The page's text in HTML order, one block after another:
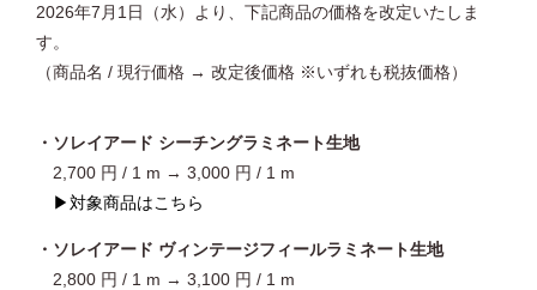
2026年7月1日（水）より、下記商品の価格を改定いたしま
す。
（商品名 / 現行価格 → 改定後価格 ※いずれも税抜価格）
・ソレイアード シーチングラミネート生地
2,700 円 / 1 m → 3,000 円 / 1 m
▶対象商品はこちら
・ソレイアード ヴィンテージフィールラミネート生地
2,800 円 / 1 m → 3,100 円 / 1 m